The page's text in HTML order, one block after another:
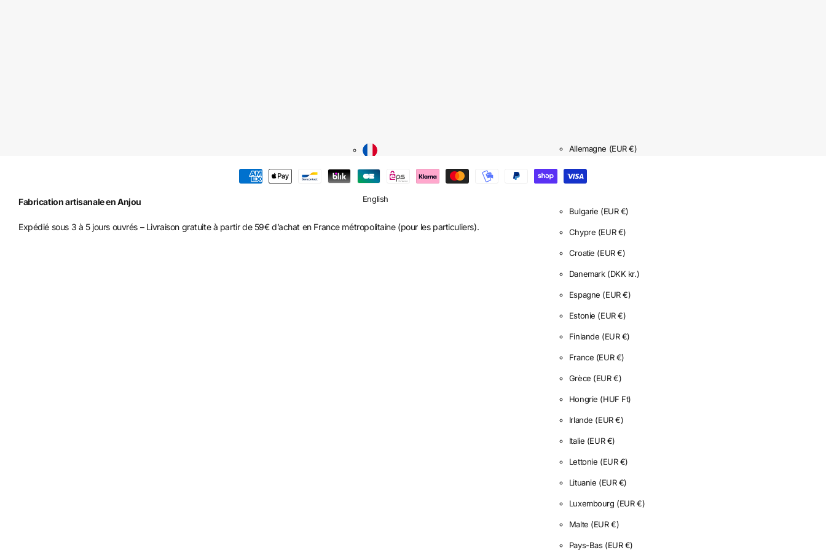
English
Allemagne (EUR €)
Autriche
Bulgarie (EUR €)
Chypre (EUR €)
Croatie (EUR €)
Danemark (DKK kr.)
Espagne (EUR €)
Estonie (EUR €)
Finlande (EUR €)
France (EUR €)
Grèce (EUR €)
Hongrie (HUF Ft)
Irlande (EUR €)
Italie (EUR €)
Lettonie (EUR €)
Lituanie (EUR €)
Luxembourg (EUR €)
Malte (EUR €)
Pays-Bas (EUR €)
Fabrication artisanale en Anjou
Expédié sous 3 à 5 jours ouvrés – Livraison gratuite à partir de 59€ d’achat en France métropolitaine (pour les particuliers).